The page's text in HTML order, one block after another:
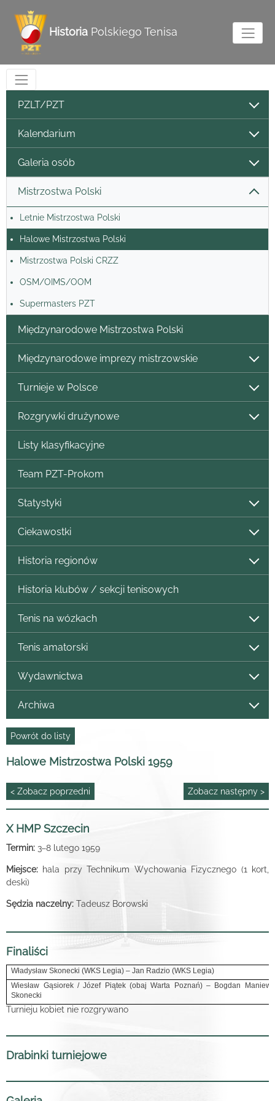
Historia Polskiego Tenisa
PZLT/PZT
Kalendarium
Galeria osób
Mistrzostwa Polski
Letnie Mistrzostwa Polski
Halowe Mistrzostwa Polski
Mistrzostwa Polski CRZZ
OSM/OIMS/OOM
Supermasters PZT
Międzynarodowe Mistrzostwa Polski
Międzynarodowe imprezy mistrzowskie
Turnieje w Polsce
Rozgrywki drużynowe
Listy klasyfikacyjne
Team PZT-Prokom
Statystyki
Ciekawostki
Historia regionów
Historia klubów / sekcji tenisowych
Tenis na wózkach
Tenis amatorski
Wydawnictwa
Archiwa
Powrót do listy
Halowe Mistrzostwa Polski 1959
< Zobacz poprzedni Zobacz następny >
X HMP Szczecin
Termin: 3–8 lutego 1959
Miejsce: hala przy Technikum Wychowania Fizycznego (1 kort,
deski)
Sędzia naczelny: Tadeusz Borowski
Finaliści
Władysław Skonecki (WKS Legia) – Jan Radzio (WKS Legia)
Wiesław Gąsiorek / Józef Piątek (obaj Warta Poznań) – Bogdan
Skonecki
Turnieju kobiet nie rozgrywano
Drabinki turniejowe